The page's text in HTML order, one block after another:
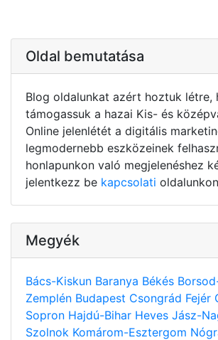
Oldal bemutatása
Blog oldalunkat azért hoztuk létre,
támogassuk a hazai Kis- és
Online jelenlétét a digitális
legmodernebb eszközeinek
honlapunkon való megjelenéshez
jelentkezz be kapcsolati
Megyék
Bács-Kiskun Baranya Békés
Zemplén Budapest Csongrád Fejér
Sopron Hajdú-Bihar Heves Jász-
Szolnok Komárom-Esztergom